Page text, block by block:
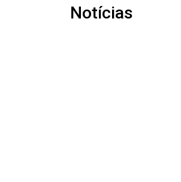
Notícias